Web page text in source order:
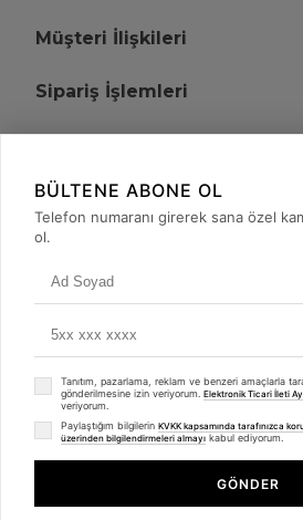
Müşteri İlişkileri
Sipariş İşlemleri
+90 (850) 473
© 2008 - 2026
- Tüm Hakları Saklıdır. Kredi kartı
Whatsapp
BÜLTENE ABONE OL
Telefon numaranı girerek sana özel
ol.
Tanıtım, pazarlama, reklam ve benzeri amaçlarla
gönderilmesine izin veriyorum. Elektronik Ticari İleti
veriyorum.
Paylaştığım bilgilerin KVKK kapsamında tarafınızca
üzerinden bilgilendirmeleri almayı kabul ediyorum.
GÖNDER